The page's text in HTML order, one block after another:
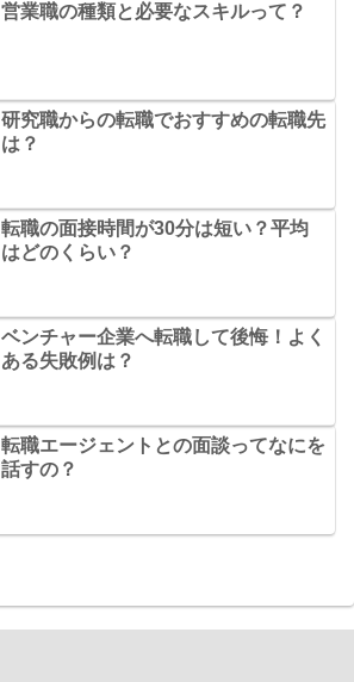
営業職の種類と必要なスキルって？
研究職からの転職でおすすめの転職先
は？
転職の面接時間が30分は短い？平均
はどのくらい？
ベンチャー企業へ転職して後悔！よく
ある失敗例は？
転職エージェントとの面談ってなにを
話すの？